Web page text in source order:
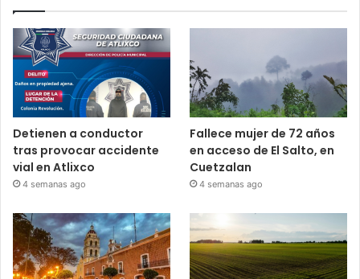
Detienen a conductor
tras provocar accidente
vial en Atlixco
4 semanas ago
Fallece mujer de 72 años
en acceso de El Salto, en
Cuetzalan
4 semanas ago